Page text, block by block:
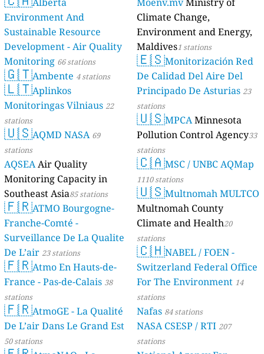
Environment And
Sustainable Resource
Development - Air Quality
Monitoring 66 stations
🇬🇹Ambente 4 stations
🇱🇹Aplinkos
Monitoringas Vilniaus 22
stations
🇺🇸AQMD NASA 69
stations
AQSEAAir Quality
Monitoring Capacity in
Southeast Asia85 stations
🇫🇷ATMO Bourgogne-
Franche-Comté -
Surveillance De La Qualite
De L’air 23 stations
🇫🇷Atmo En Hauts-de-
France - Pas-de-Calais 38
stations
🇫🇷AtmoGE - La Qualité
De L’air Dans Le Grand Est
50 stations
Climate Change,
Environment and Energy,
Maldives1 stations
🇪🇸Monitorización Red
De Calidad Del Aire Del
Principado De Asturias 23
stations
🇺🇸MPCAMinnesota
Pollution Control Agency33
stations
🇨🇦MSC / UNBC AQMap
1110 stations
🇺🇸Multnomah MULTCO
Multnomah County
Climate and Health20
stations
🇨🇭NABEL / FOEN -
Switzerland Federal Office
For The Environment 14
stations
Nafas 84 stations
NASA CSESP / RTI 207
stations